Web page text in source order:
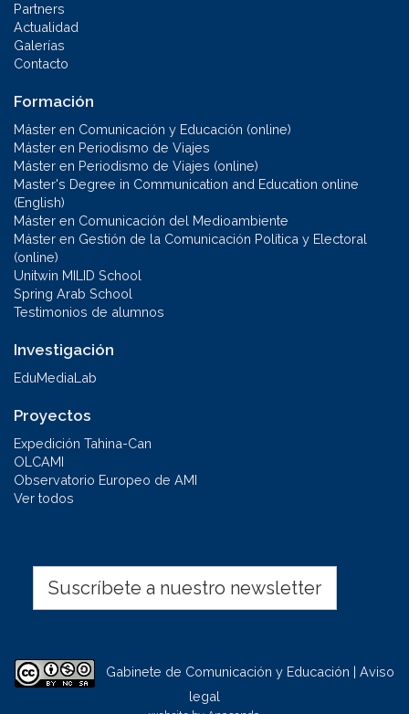
Partners
Actualidad
Galerías
Contacto
Formación
Máster en Comunicación y Educación (online)
Máster en Periodismo de Viajes
Máster en Periodismo de Viajes (online)
Master's Degree in Communication and Education online
(English)
Máster en Comunicación del Medioambiente
Máster en Gestión de la Comunicación Política y Electoral
(online)
Unitwin MILID School
Spring Arab School
Testimonios de alumnos
Investigación
EduMediaLab
Proyectos
Expedición Tahina-Can
OLCAMI
Observatorio Europeo de AMI
Ver todos
Suscríbete a nuestro newsletter
Gabinete de Comunicación y Educación | Aviso
legal